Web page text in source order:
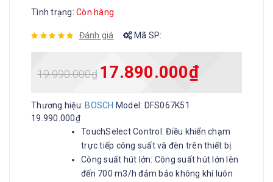
Tình trạng: Còn hàng
Đánh giá Mã SP:
19.990.000₫ 17.890.000₫
Thương hiệu: BOSCH Model: DFS067K51
19.990.000₫
TouchSelect Control: Điều khiển chạm
trực tiếp công suất và đèn trên thiết bị.
Công suất hút lớn: Công suất hút lớn lên
đến 700 m3/h đảm bảo không khí luôn